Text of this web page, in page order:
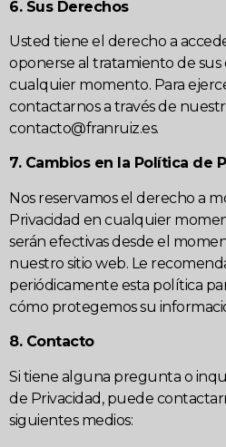
6. Sus Derechos
Usted tiene el derecho a
oponerse al tratamiento de sus
cualquier momento. Para
contactarnos a través de
contacto@franruiz.es.
7. Cambios en la Política de
Nos reservamos el derecho a
Privacidad en cualquier
serán efectivas desde el
nuestro sitio web. Le
periódicamente esta política
cómo protegemos su
8. Contacto
Si tiene alguna pregunta o
de Privacidad, puede
siguientes medios: